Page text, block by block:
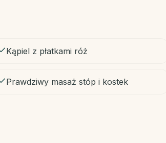
Kąpiel z płatkami róż
Prawdziwy masaż stóp i kostek